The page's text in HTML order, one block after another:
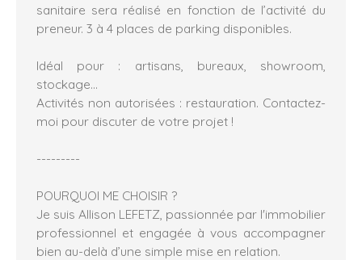
sanitaire sera réalisé en fonction de l’activité du
preneur. 3 à 4 places de parking disponibles.
Idéal pour : artisans, bureaux, showroom,
stockage…
Activités non autorisées : restauration. Contactez-
moi pour discuter de votre projet !
---------
POURQUOI ME CHOISIR ?
Je suis Allison LEFETZ, passionnée par l'immobilier
professionnel et engagée à vous accompagner
bien au-delà d’une simple mise en relation.